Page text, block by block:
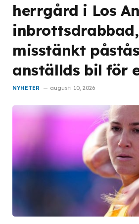
herrgård i Los
inbrottsdrabbad,
misstänkt
anställds bil för
NYHETER augusti 10, 2026